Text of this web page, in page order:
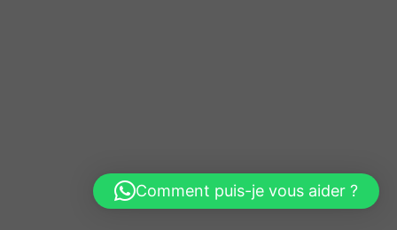
Comment puis-je vous aider ?